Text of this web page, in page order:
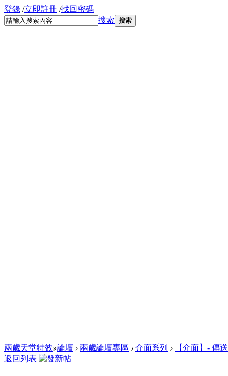
登錄 /立即註冊 /找回密碼
搜索 搜索
兩歲天堂特效»論壇 › 兩歲論壇專區 › 介面系列 ›
【介面】- 傳
返回列表